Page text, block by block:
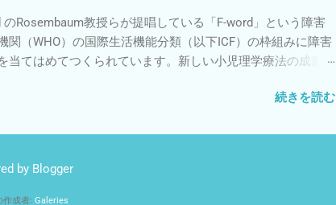
ようなことも増えてきます。外界の興味のあるものを目で
す。 こどもリハかわせみ
Rosembaum教授らが提唱している「F-word」という障害
関（WHO）の国際生活機能分類（以下ICF）の枠組みに障害
当てはめてつくられています。新しい小児理学療法の成書で
楽しみ」「Future 未来への期待や夢」の6つの要素で
造」「活動」「参加」「環境」「個人因子」という要素で
り誰にでもイメージが持ちやすいと思いました。 私自身は
のはポスター紹介の中の「Function 機能」についての説明
きることについて障害を持った子どもが「他の人とやり方は
続きを読む
by Blogger
作成者: Galeries